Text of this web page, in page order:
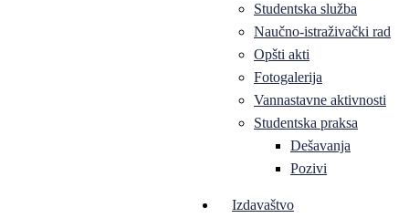
Studentska služba
Naučno-istraživački rad
Opšti akti
Fotogalerija
Vannastavne aktivnosti
Studentska praksa
Dešavanja
Pozivi
Izdavaštvo